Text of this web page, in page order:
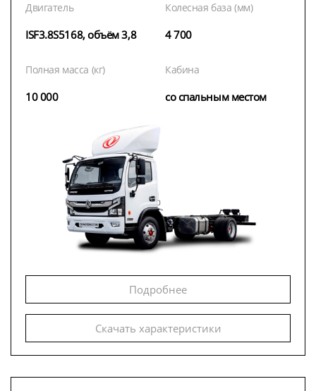
Двигатель
ISF3.8S5168, объём 3,8
Колесная база (мм)
4 700
Полная масса (кг)
10 000
Кабина
со спальным местом
Подробнее
Скачать характеристики